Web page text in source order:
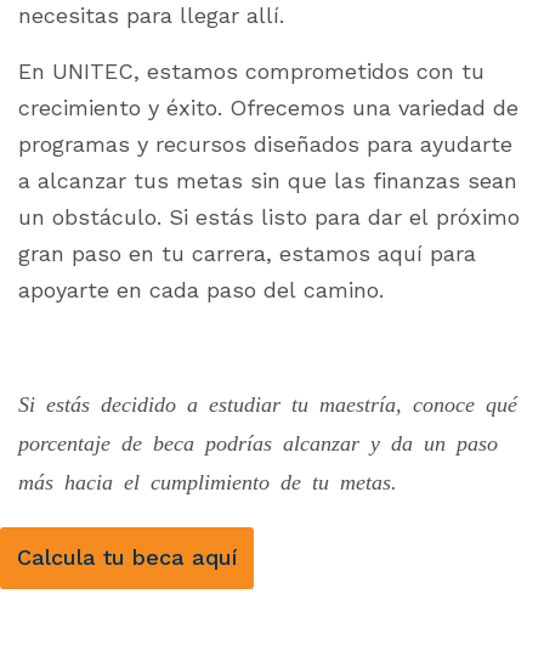
necesitas para llegar allí.
En UNITEC, estamos comprometidos con tu
crecimiento y éxito. Ofrecemos una variedad de
programas y recursos diseñados para ayudarte
a alcanzar tus metas sin que las finanzas sean
un obstáculo. Si estás listo para dar el próximo
gran paso en tu carrera, estamos aquí para
apoyarte en cada paso del camino.
Si estás decidido a estudiar tu maestría, conoce qué
porcentaje de beca podrías alcanzar y da un paso
más hacia el cumplimiento de tu metas.
Calcula tu beca aquí